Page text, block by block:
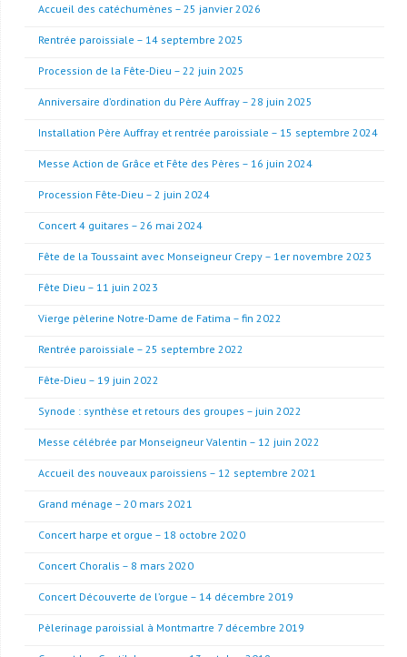
Accueil des catéchumènes – 25 janvier 2026
Rentrée paroissiale – 14 septembre 2025
Procession de la Fête-Dieu – 22 juin 2025
Anniversaire d’ordination du Père Auffray – 28 juin 2025
Installation Père Auffray et rentrée paroissiale – 15 septembre 2024
Messe Action de Grâce et Fête des Pères – 16 juin 2024
Procession Fête-Dieu – 2 juin 2024
Concert 4 guitares – 26 mai 2024
Fête de la Toussaint avec Monseigneur Crepy – 1er novembre 2023
Fête Dieu – 11 juin 2023
Vierge pèlerine Notre-Dame de Fatima – fin 2022
Rentrée paroissiale – 25 septembre 2022
Fête-Dieu – 19 juin 2022
Synode : synthèse et retours des groupes – juin 2022
Messe célébrée par Monseigneur Valentin – 12 juin 2022
Accueil des nouveaux paroissiens – 12 septembre 2021
Grand ménage – 20 mars 2021
Concert harpe et orgue – 18 octobre 2020
Concert Choralis – 8 mars 2020
Concert Découverte de l’orgue – 14 décembre 2019
Pèlerinage paroissial à Montmartre 7 décembre 2019